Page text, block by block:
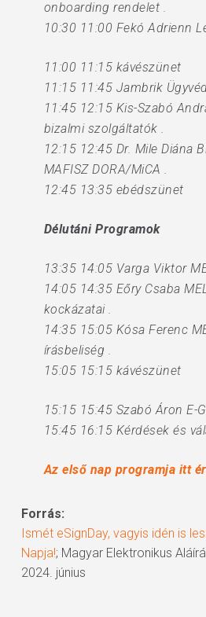
onboarding rendelet .
10:30 11:00 Fekó Adrienn
11:00 11:15 kávészünet
11:15 11:45 Jambrik
11:45 12:15 Kis-Szabó
bizalmi szolgáltatók .
12:15 12:45 Dr. Mile Diána
MAFISZ DORA/MiCA .
12:45 13:35 ebédszünet
Délutáni Programok
13:35 14:05 Varga Viktor
14:05 14:35 Eőry Csaba
kockázatai .
14:35 15:05 Kósa Ferenc
írásbeliség .
15:05 15:15 kávészünet
15:15 15:45 Szabó Áron E-
15:45 16:15 Kérdések és
Az első nap programja itt
Forrás:
Ismét eSignDay, vagyis idén is
Napja!; Magyar Elektronikus
2024. június